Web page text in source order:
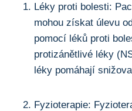
Léky proti bolesti:
mohou získat úlevu
pomocí léků proti
protizánětlivé ⁤léky
léky ​pomáhají
Fyzioterapie: